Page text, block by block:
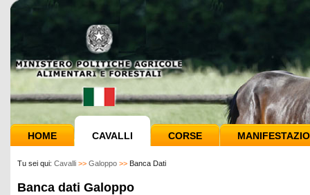
HOME CAVALLI CORSE
Tu sei qui: Cavalli >> Galoppo >> Banca Dati
Banca dati Galoppo